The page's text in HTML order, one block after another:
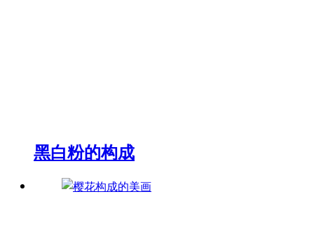
黑白粉的构成